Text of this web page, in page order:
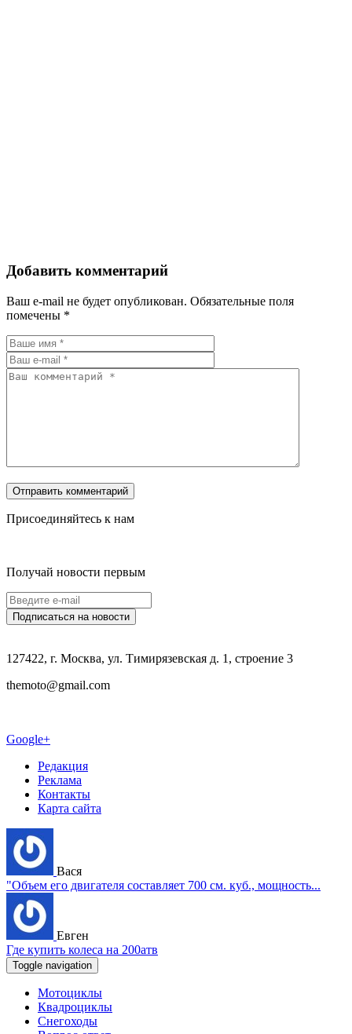
Добавить комментарий
Ваш e-mail не будет опубликован. Обязательные поля
помечены *
Присоединяйтесь к нам
Получай новости первым
127422, г. Москва, ул. Тимирязевская д. 1, строение 3
themoto@gmail.com
Google+
Редакция
Реклама
Контакты
Карта сайта
Вася
"Объем его двигателя составляет 700 см. куб., мощность...
Евген
Где купить колеса на 200атв
Toggle navigation
Мотоциклы
Квадроциклы
Снегоходы